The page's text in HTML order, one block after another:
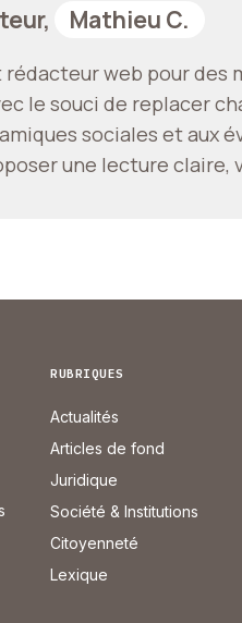
Mathieu C.
web pour des
le souci de replacer
sociales et aux
une lecture claire,
RUBRIQUES
Actualités
Articles de fond
Juridique
Société & Institutions
Citoyenneté
Lexique